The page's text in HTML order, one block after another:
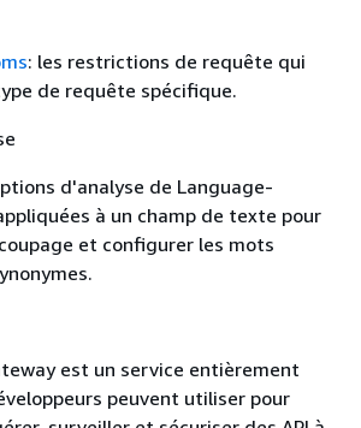
: les restrictions de requête qui
de requête spécifique.
d'analyse de Language-
à un champ de texte pour
et configurer les mots
est un service entièrement
peuvent utiliser pour